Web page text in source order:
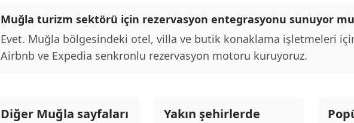
Muğla turizm sektörü için rezervasyon entegrasyonu sunuyor
Evet. Muğla bölgesindeki otel, villa ve butik konaklama işletmeleri
Airbnb ve Expedia senkronlu rezervasyon motoru kuruyoruz.
Diğer Muğla sayfaları
Yakın şehirlerde